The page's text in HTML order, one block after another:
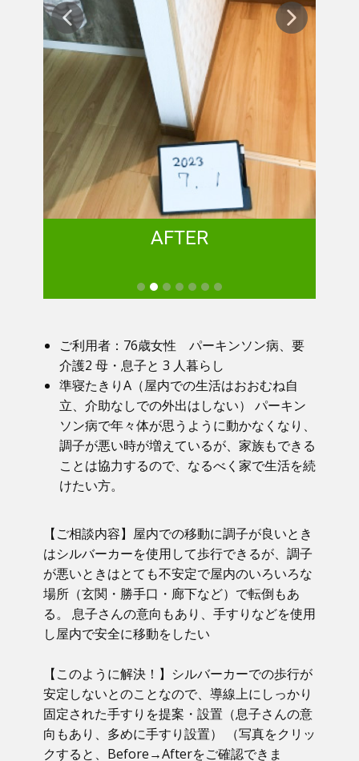
AFTER
ご利用者：​76歳女性 パーキンソン病、要
介護2 母・息子と 3 人暮らし
準寝たきりA（屋内での生活はおおむね自
立、介助なしでの外出はしない） パーキン
ソン病で年々体が思うように動かなくなり、
調子が悪い時が増えているが、家族もできる
ことは協力するので、なるべく家で生活を続
けたい方。
【ご相談内容】​屋内での移動に調子が良いとき
はシルバーカーを使用して歩行できるが、調子
が悪いときはとても不安定で屋内のいろいろな
場所（玄関・勝手口・廊下など）で転倒もあ
る。 息子さんの意向もあり、手すりなどを使用
し屋内で安全に移動をしたい
【このように解決！】​シルバーカーでの歩行が
安定しないとのことなので、導線上にしっかり
固定された手すりを提案・設置（息子さんの意
向もあり、多めに手すり設置） （写真をクリッ
クすると、Before→Afterをご確認できま